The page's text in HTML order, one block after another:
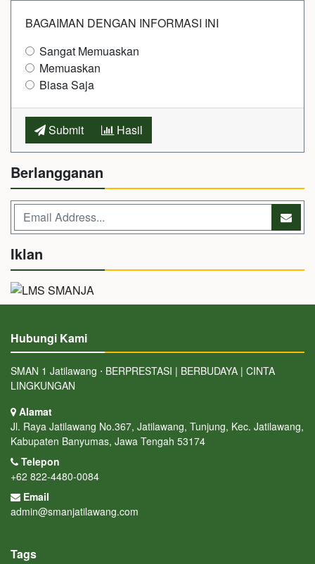
BAGAIMAN DENGAN INFORMASI INI
Sangat Memuaskan
Memuaskan
Biasa Saja
Submit Hasil
Berlangganan
Iklan
Hubungi Kami
SMAN 1 Jatilawang ⋅ BERPRESTASI | BERBUDAYA | CINTA
LINGKUNGAN
Alamat
Jl. Raya Jatilawang No.367, Jatilawang, Tunjung, Kec. Jatilawang,
Kabupaten Banyumas, Jawa Tengah 53174
Telepon
+62 822-4480-0084
Email
admin@smanjatilawang.com
Tags